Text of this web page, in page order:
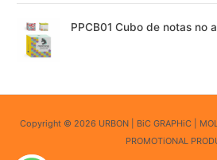
PPCB01 Cubo de notas no
Copyright © 2026 URBON | BiC GRAPHiC |
PROMOTiONAL